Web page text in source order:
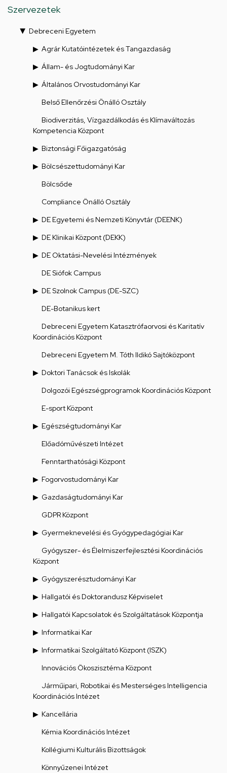
Szervezetek
Debreceni Egyetem
Agrár Kutatóintézetek és Tangazdaság
Állam- és Jogtudományi Kar
Általános Orvostudományi Kar
Belső Ellenőrzési Önálló Osztály
Biodiverzitás, Vízgazdálkodás és Klímaváltozás
Kompetencia Központ
Biztonsági Főigazgatóság
Bölcsészettudományi Kar
Bölcsőde
Compliance Önálló Osztály
DE Egyetemi és Nemzeti Könyvtár (DEENK)
DE Klinikai Központ (DEKK)
DE Oktatási-Nevelési Intézmények
DE Siófok Campus
DE Szolnok Campus (DE-SZC)
DE-Botanikus kert
Debreceni Egyetem Katasztrófaorvosi és Karitatív
Koordinációs Központ
Debreceni Egyetem M. Tóth Ildikó Sajtóközpont
Doktori Tanácsok és Iskolák
Dolgozói Egészségprogramok Koordinációs Központ
E-sport Központ
Egészségtudományi Kar
Előadóművészeti Intézet
Fenntarthatósági Központ
Fogorvostudományi Kar
Gazdaságtudományi Kar
GDPR Központ
Gyermeknevelési és Gyógypedagógiai Kar
Gyógyszer- és Élelmiszerfejlesztési Koordinációs
Központ
Gyógyszerésztudományi Kar
Hallgatói és Doktorandusz Képviselet
Hallgatói Kapcsolatok és Szolgáltatások Központja
Informatikai Kar
Informatikai Szolgáltató Központ (ISZK)
Innovációs Ökoszisztéma Központ
Járműipari, Robotikai és Mesterséges Intelligencia
Koordinációs Intézet
Kancellária
Kémia Koordinációs Intézet
Kollégiumi Kulturális Bizottságok
Könnyűzenei Intézet